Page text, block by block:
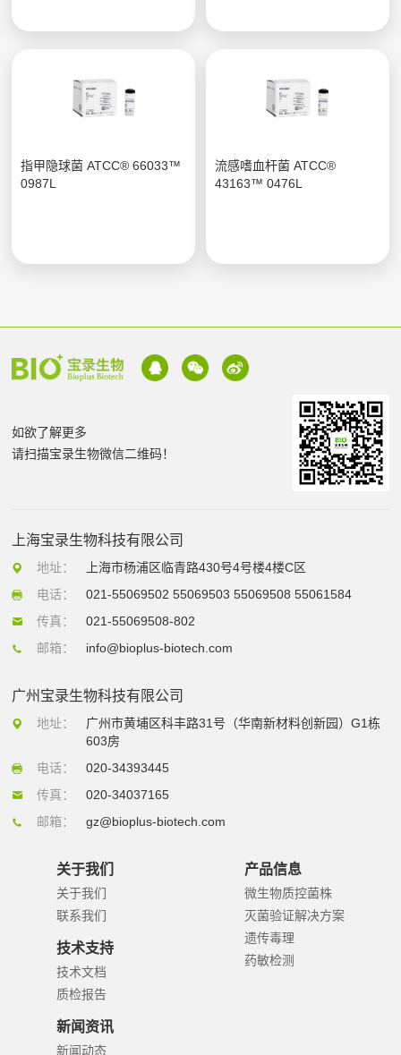
指甲隐球菌 ATCC® 66033™
0987L
流感嗜血杆菌 ATCC®
43163™ 0476L
如欲了解更多
请扫描宝录生物微信二维码！
上海宝录生物科技有限公司
地址：
上海市杨浦区临青路430号4号楼4楼C区
电话：
021-55069502 55069503 55069508 55061584
传真：
021-55069508-802
邮箱：
info@bioplus-biotech.com
广州宝录生物科技有限公司
地址：
广州市黄埔区科丰路31号（华南新材料创新园）G1栋
603房
电话：
020-34393445
传真：
020-34037165
邮箱：
gz@bioplus-biotech.com
关于我们
关于我们
联系我们
技术支持
技术文档
质检报告
新闻资讯
新闻动态
产品信息
微生物质控菌株
灭菌验证解决方案
遗传毒理
药敏检测